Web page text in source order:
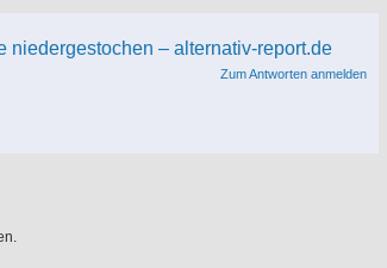
niedergestochen – alternativ-report.de
Zum Antworten anmelden